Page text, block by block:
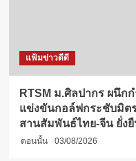
แฟ้มข่าวดีดี
RTSM ม.ศิลปากร ผนึก
แข่งขันกอล์ฟกระชับมิต
สานสัมพันธ์ไทย-จีน ยั่ง
ตอนนั้น 03/08/2026